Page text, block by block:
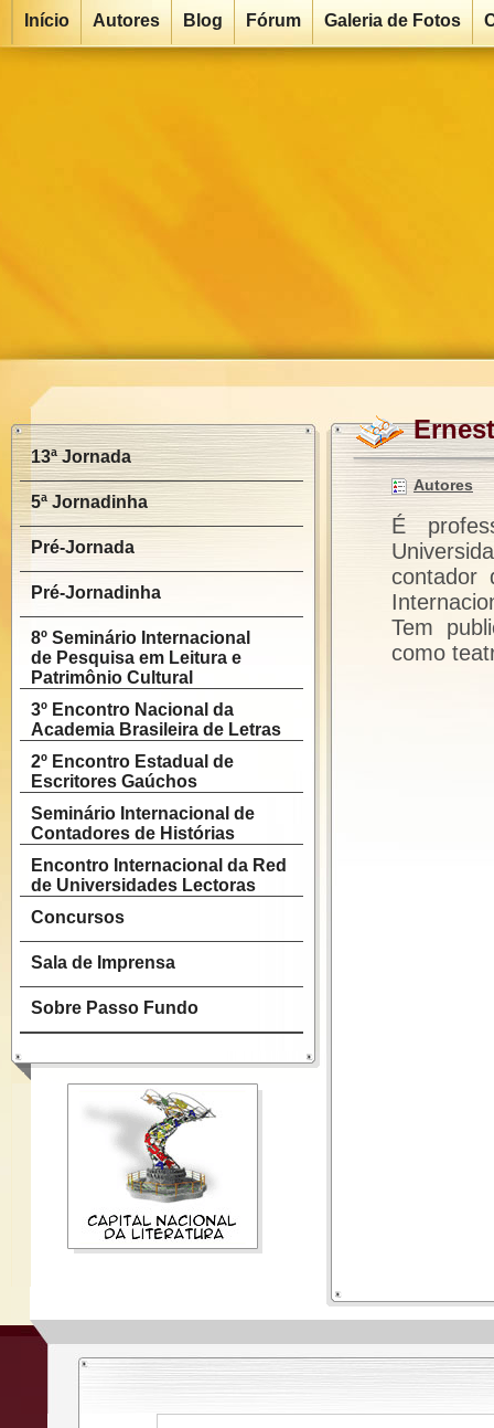
Início Autores Blog Fórum Galeria de Fotos
13ª Jornada
5ª Jornadinha
Pré-Jornada
Pré-Jornadinha
8º Seminário Internacional
de Pesquisa em Leitura e
Patrimônio Cultural
3º Encontro Nacional da
Academia Brasileira de Letras
2º Encontro Estadual de
Escritores Gaúchos
Seminário Internacional de
Contadores de Histórias
Encontro Internacional da Red
de Universidades Lectoras
Concursos
Sala de Imprensa
Sobre Passo Fundo
Autores
É
contador
Tem
como